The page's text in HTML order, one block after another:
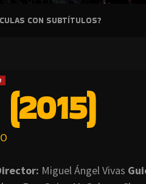
CON SUBTÍTULOS?
Miguel Ángel Vivas